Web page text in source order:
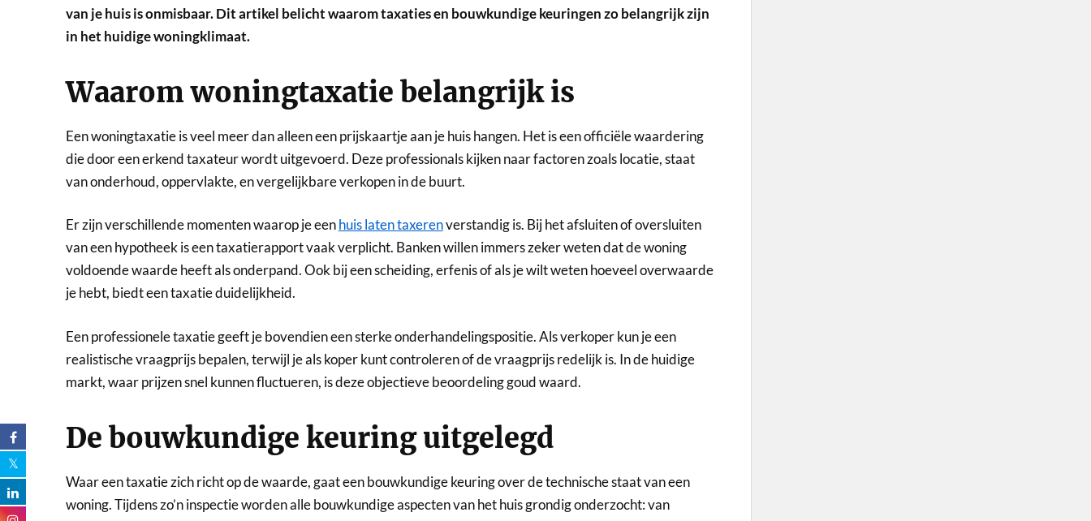
van je huis is onmisbaar. Dit artikel belicht waarom taxaties en bouwkundige keuringen zo belangrijk zijn
in het huidige woningklimaat.
Waarom woningtaxatie belangrijk is
Een woningtaxatie is veel meer dan alleen een prijskaartje aan je huis hangen. Het is een officiële waardering
die door een erkend taxateur wordt uitgevoerd. Deze professionals kijken naar factoren zoals locatie, staat
van onderhoud, oppervlakte, en vergelijkbare verkopen in de buurt.
Er zijn verschillende momenten waarop je eenhuis laten taxerenverstandig is. Bij het afsluiten of oversluiten
van een hypotheek is een taxatierapport vaak verplicht. Banken willen immers zeker weten dat de woning
voldoende waarde heeft als onderpand. Ook bij een scheiding, erfenis of als je wilt weten hoeveel overwaarde
je hebt, biedt een taxatie duidelijkheid.
Een professionele taxatie geeft je bovendien een sterke onderhandelingspositie. Als verkoper kun je een
realistische vraagprijs bepalen, terwijl je als koper kunt controleren of de vraagprijs redelijk is. In de huidige
markt, waar prijzen snel kunnen fluctueren, is deze objectieve beoordeling goud waard.
De bouwkundige keuring uitgelegd
Waar een taxatie zich richt op de waarde, gaat een bouwkundige keuring over de technische staat van een
woning. Tijdens zo’n inspectie worden alle bouwkundige aspecten van het huis grondig onderzocht: van